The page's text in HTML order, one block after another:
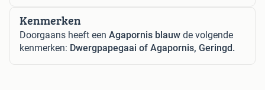
Kenmerken
Doorgaans heeft een Agapornis blauw de volgende
kenmerken: Dwergpapegaai of Agapornis, Geringd.